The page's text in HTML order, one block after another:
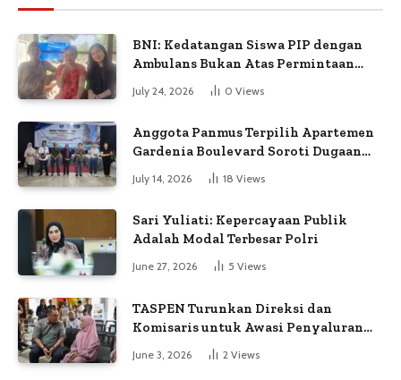
BNI: Kedatangan Siswa PIP dengan
Ambulans Bukan Atas Permintaan
July 24, 2026 0 Views
Anggota Panmus Terpilih Apartemen
Gardenia Boulevard Soroti Dugaan
Kejanggalan Voting
July 14, 2026 18 Views
Sari Yuliati: Kepercayaan Publik
Adalah Modal Terbesar Polri
June 27, 2026 5 Views
TASPEN Turunkan Direksi dan
Komisaris untuk Awasi Penyaluran
June 3, 2026 2 Views